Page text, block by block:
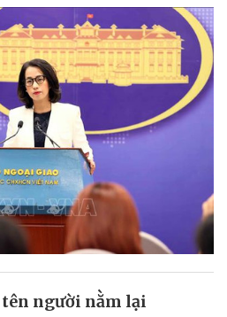
người nằm lại